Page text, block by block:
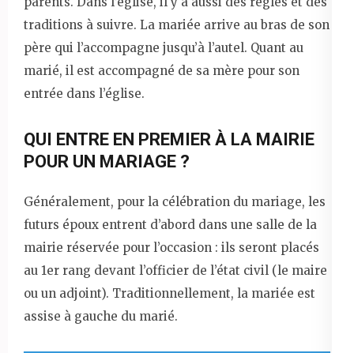
traditions à suivre. La mariée arrive au bras de son
père qui l’accompagne jusqu’à l’autel. Quant au
marié, il est accompagné de sa mère pour son
entrée dans l’église.
QUI ENTRE EN PREMIER À LA MAIRIE
POUR UN MARIAGE ?
Généralement, pour la célébration du mariage, les
futurs époux entrent d’abord dans une salle de la
mairie réservée pour l’occasion : ils seront placés
au 1er rang devant l’officier de l’état civil (le maire
ou un adjoint). Traditionnellement, la mariée est
assise à gauche du marié.